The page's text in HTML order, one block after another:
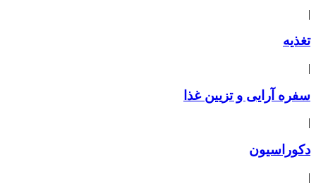
|
تغذیه
|
سفره آرایی و تزیین غذا
|
دکوراسیون
|